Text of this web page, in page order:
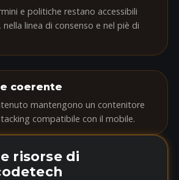
e politiche restano accessibili
linea di consenso e nel piè di
coerente
mantengono un contenitore
compatibile con il mobile.
risorse di